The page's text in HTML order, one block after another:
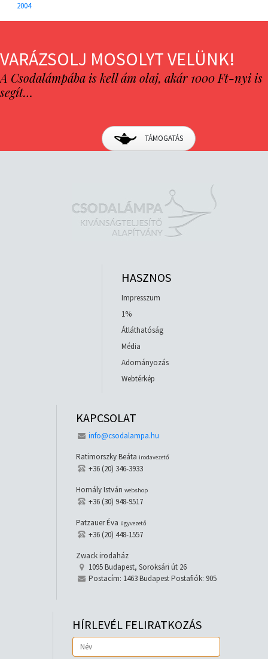
2004
VARÁZSOLJ MOSOLYT VELÜNK!
A Csodalámpába is kell ám olaj, akár 1000 Ft-nyi is
segít…
TÁMOGATÁS
HASZNOS
Impresszum
1%
Átláthatóság
Média
Adományozás
Webtérkép
KAPCSOLAT
info@csodalampa.hu
Ratimorszky Beáta irodavezető
+36 (20) 346-3933
Homály István webshop
+36 (30) 948-9517
Patzauer Éva ügyvezető
+36 (20) 448-1557
Zwack irodaház
1095 Budapest, Soroksári út 26
Postacím: 1463 Budapest Postafiók: 905
HÍRLEVÉL FELIRATKOZÁS